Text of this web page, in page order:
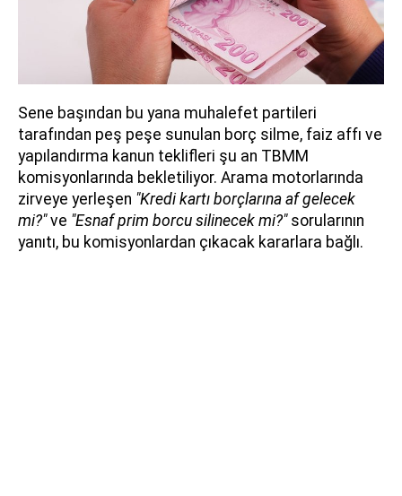
Sene başından bu yana muhalefet partileri
tarafından peş peşe sunulan borç silme, faiz affı ve
yapılandırma kanun teklifleri şu an TBMM
komisyonlarında bekletiliyor. Arama motorlarında
zirveye yerleşen "Kredi kartı borçlarına af gelecek
mi?"ve "Esnaf prim borcu silinecek mi?"sorularının
yanıtı, bu komisyonlardan çıkacak kararlara bağlı.